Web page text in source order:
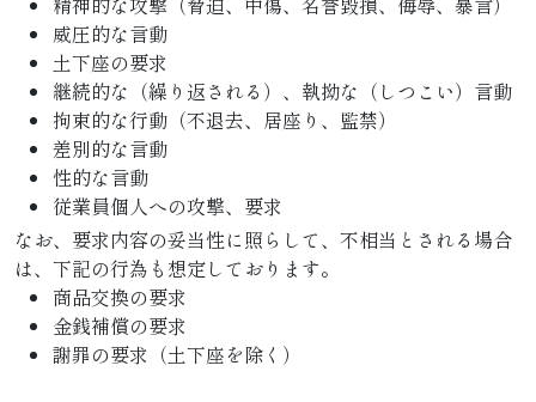
威圧的な言動
土下座の要求
継続的な（繰り返される）、執拗な（しつこい）言動
拘束的な行動（不退去、居座り、監禁）
差別的な言動
性的な言動
従業員個人への攻撃、要求
なお、要求内容の妥当性に照らして、不相当とされる場合
は、下記の行為も想定しております。
商品交換の要求
金銭補償の要求
謝罪の要求（土下座を除く）